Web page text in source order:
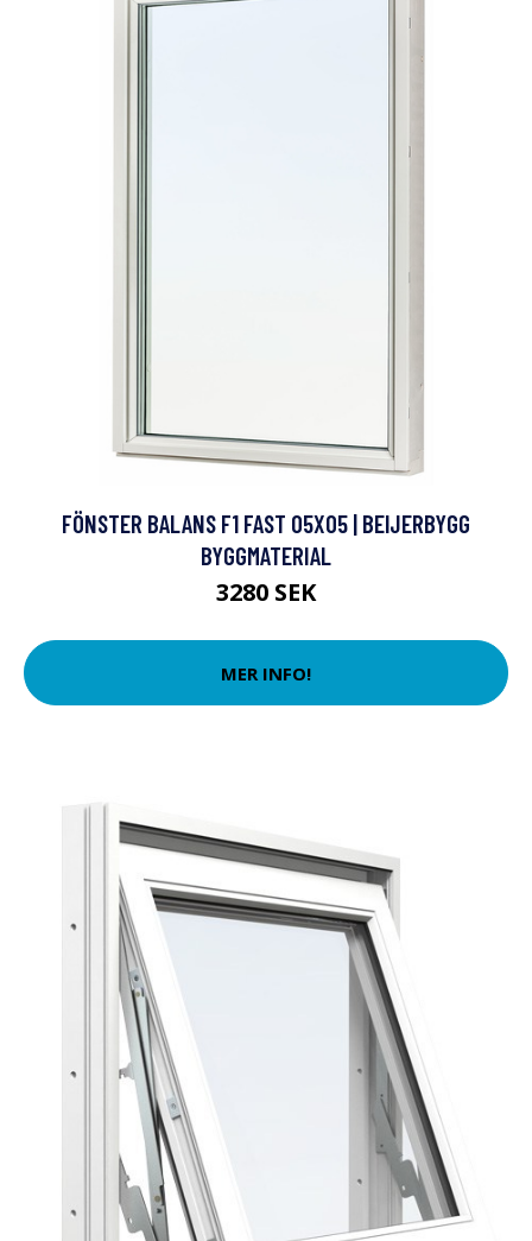
FÖNSTER BALANS F1 FAST 05X05 | BEIJERBYGG
BYGGMATERIAL
3280 SEK
MER INFO!